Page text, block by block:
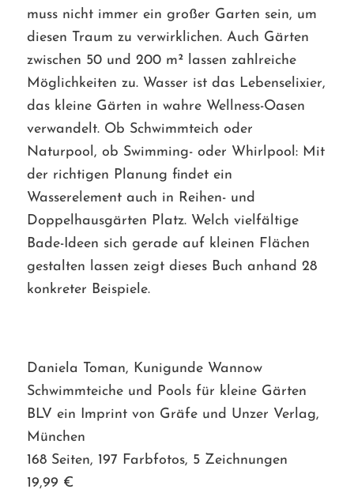
muss nicht immer ein großer Garten sein, um
diesen Traum zu verwirklichen. Auch Gärten
zwischen 50 und 200 m² lassen zahlreiche
Möglichkeiten zu. Wasser ist das Lebenselixier,
das kleine Gärten in wahre Wellness-Oasen
verwandelt. Ob Schwimmteich oder
Naturpool, ob Swimming- oder Whirlpool: Mit
der richtigen Planung findet ein
Wasserelement auch in Reihen- und
Doppelhausgärten Platz. Welch vielfältige
Bade-Ideen sich gerade auf kleinen Flächen
gestalten lassen zeigt dieses Buch anhand 28
konkreter Beispiele.
Daniela Toman, Kunigunde Wannow
Schwimmteiche und Pools für kleine Gärten
BLV ein Imprint von Gräfe und Unzer Verlag,
München
168 Seiten, 197 Farbfotos, 5 Zeichnungen
19,99 €